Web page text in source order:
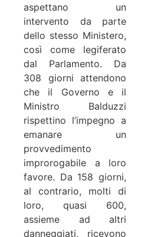
aspettano un
intervento da parte
dello stesso Ministero,
così come legiferato
dal Parlamento. Da
308 giorni attendono
che il Governo e il
Ministro Balduzzi
rispettino l’impegno a
emanare un
provvedimento
improrogabile a loro
favore. Da 158 giorni,
al contrario, molti di
loro, quasi 600,
assieme ad altri
danneggiati, ricevono